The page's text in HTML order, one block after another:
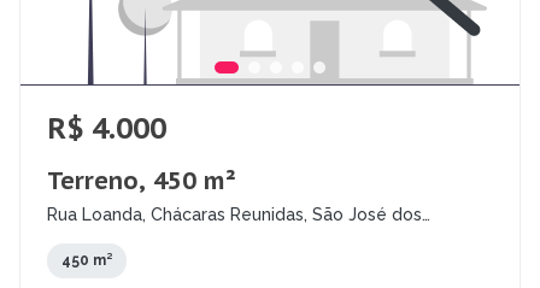
R$ 4.000
Terreno, 450 m²
Rua Loanda, Chácaras Reunidas, São José dos
450 m²